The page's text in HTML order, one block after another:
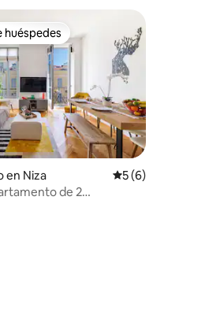
5; 36 evaluaciones
huéspedes
huéspedes
en Niza Calificación
5 (6)
de 2